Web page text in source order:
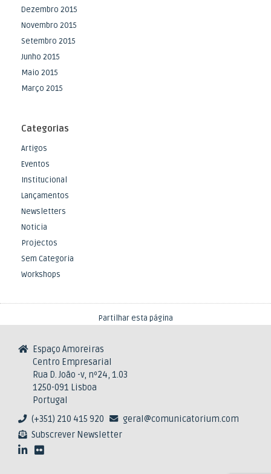
Dezembro 2015
Novembro 2015
Setembro 2015
Junho 2015
Maio 2015
Março 2015
Categorias
Artigos
Eventos
Institucional
Lançamentos
Newsletters
Noticia
Projectos
Sem Categoria
Workshops
Partilhar esta página
Espaço Amoreiras
Centro Empresarial
Rua D. João -v, nº24, 1.03
1250-091 Lisboa
Portugal
(+351) 210 415 920
geral@comunicatorium.com
Subscrever Newsletter